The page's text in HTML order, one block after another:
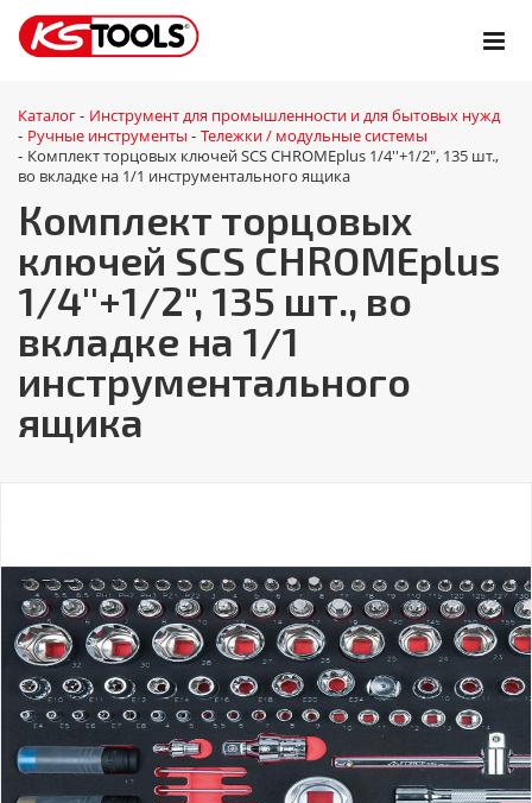
Каталог - Инструмент для промышленности и для бытовых нужд
- Ручные инструменты - Тележки / модульные системы
- Комплект торцовых ключей SCS CHROMEplus 1/4''+1/2", 135 шт.,
во вкладке на 1/1 инструментального ящика
Комплект торцовых
ключей SCS CHROMEplus
1/4''+1/2", 135 шт., во
вкладке на 1/1
инструментального
ящика